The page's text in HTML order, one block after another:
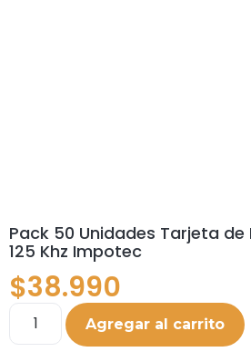
Pack 50 Unidades Tarjeta de
125 Khz Impotec
$38.990
Agregar al carrito